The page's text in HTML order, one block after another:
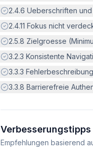
Erfüllt:
2.4.6 Ueberschriften
Erfüllt:
2.4.11 Fokus nicht
Erfüllt:
2.5.8 Zielgroesse
Erfüllt:
3.2.3 Konsistente
Erfüllt:
3.3.3 Fehlerbeschreibung
Erfüllt:
3.3.8 Barrierefreie
Verbesserungstipps
Empfehlungen basierend